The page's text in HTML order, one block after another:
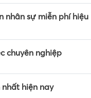
nhân sự miễn phí hiệu
chuyên nghiệp
nhất hiện nay